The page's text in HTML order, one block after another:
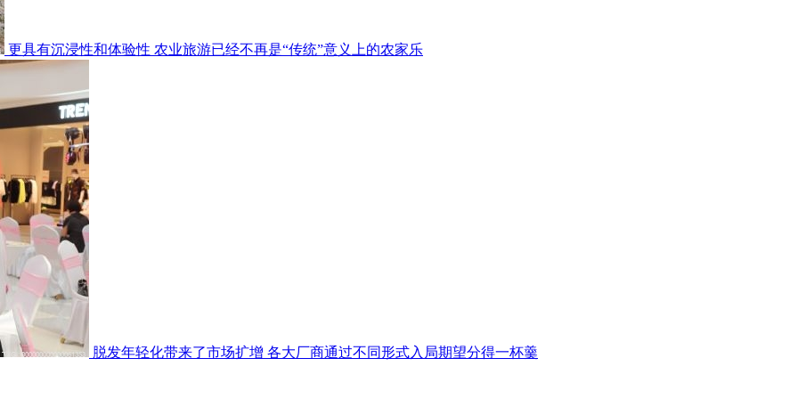
更具有沉浸性和体验性 农业旅游已经不再是“传统”意义上的农家乐
脱发年轻化带来了市场扩增 各大厂商通过不同形式入局期望分得一杯羹